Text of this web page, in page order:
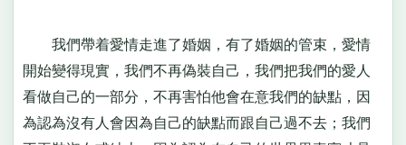
我們帶着愛情走進了婚姻，有了婚姻的管束，愛情
開始變得現實，我們不再偽裝自己，我們把我們的愛人
看做自己的一部分，不再害怕他會在意我們的缺點，因
為認為沒有人會因為自己的缺點而跟自己過不去；我們